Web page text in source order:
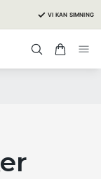
✓ VI KAN SIMNING